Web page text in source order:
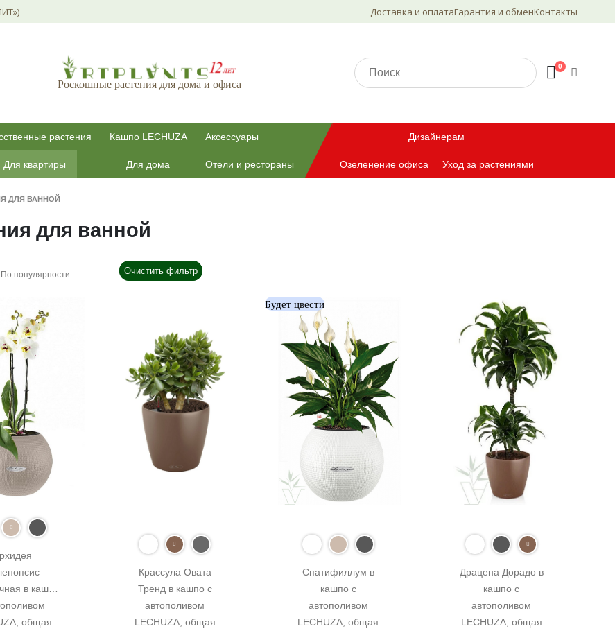
Доставка и оплатаГарантия и обменКонтакты
Роскошные растения для дома и офиса
0
растения Кашпо LECHUZA Аксессуары
Озеленение офиса Уход за растениями
Дизайнерам
Для квартиры Для дома Отели и рестораны
ДЛЯ ВАННОЙ
для ванной
Очистить фильтр
в кашпо
общая
Крассула Овата
Тренд в кашпо с
автополивом
LECHUZA, общая
Будет цвести
Спатифиллум в
кашпо с
автополивом
LECHUZA, общая
Драцена Дорадо в
кашпо с
автополивом
LECHUZA, общая